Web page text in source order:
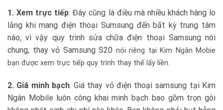
1. Xem trực tiếp: Đây cũng là điều mà nhiều khách hàng lo
lắng khi mang điện thoại Sumsung đến bất kỳ trung tâm
nào, vì vậy quy trình sửa chữa điện thoại Samsung nói
chung, thay vỏ Samsung S20 nói riêng tại Kim Ngân Mobie
bạn được xem trực tiếp quy trình thay thế lấy liền.
2. Giá minh bạch: Giá thay vỏ điện thoại samsung tại Kim
Ngân Mobile luôn công khai minh bạch bao gồm trọn gói